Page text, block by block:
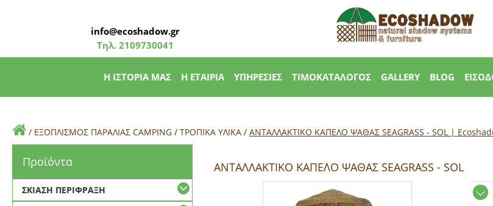
info@ecoshadow.gr
Τηλ.2109730041
Η ΙΣΤΟΡΙΑ ΜΑΣ Η ΕΤΑΙΡΙΑ ΥΠΗΡΕΣΙΕΣ ΤΙΜΟΚΑΤΑΛΟΓΟΣ GALLERY BLOG
/ ΕΞΟΠΛΙΣΜΟΣ ΠΑΡΑΛΙΑΣ CAMPING / ΤΡΟΠΙΚΑ ΥΛΙΚΑ / ΑΝΤΑΛΛΑΚΤΙΚΟ ΚΑΠΕΛΟ ΨΑΘΑΣ SEAGRASS - SOL |
Προϊόντα
ΣΚΙΑΣΗ ΠΕΡΙΦΡΑΞΗ
ΑΝΤΑΛΛΑΚΤΙΚΟ ΚΑΠΕΛΟ ΨΑΘΑΣ SEAGRASS - SOL